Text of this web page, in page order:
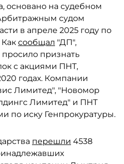
основано на судебном
судом
в апреле 2025 году по
сообщал "ДП",
признать
с акциями ПНТ,
годах. Компании
Лимитед", "Новомор
Лимитед" и ПНТ
по иску Генпрокуратуры.
перешли 4538